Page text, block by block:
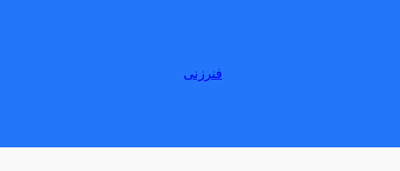
فنرزنی